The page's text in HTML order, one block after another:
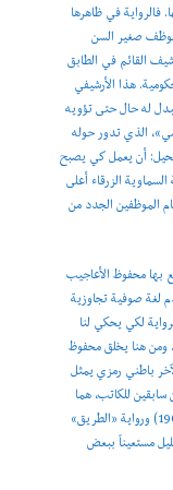
في ظاهرها
صغير السن
القائم في الطابق
هذا الأرشيفي
له حال حتى تؤويه
الذي تدور حوله
أن يعمل كي يصبح
الزرقاء أعلى
الموظفين الجدد من
بها محفوظ الأعاجيب
لغة صوفية تجاوزية
لكي يحكي لنا
ومن هنا يخلق محفوظ
باطني رمزي يمثل
للكاتب، هما
القصة القصيرة «زعبلاوي» في مجموعة «دنيا الله» (1963) ورواية «الطريق»
مستعيناً ببعض